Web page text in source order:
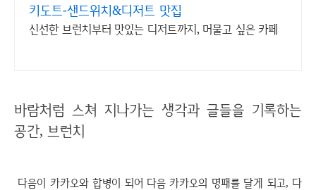
키도트-샌드위치&디저트 맛집
신선한 브런치부터 맛있는 디저트까지, 머물고 싶은 카페
바람처럼 스쳐 지나가는 생각과 글들을 기록하는
공간, 브런치
다음이 카카오와 합병이 되어 다음 카카오의 명패를 달게 되고, 다